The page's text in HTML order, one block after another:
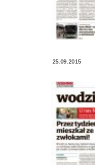
25.09.2015